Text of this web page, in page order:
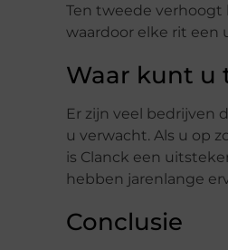
Ten tweede verhoogt
waardoor elke rit een
Waar kunt u
Er zijn veel bedrijven
u verwacht. Als u op
is Clanck een
hebben jarenlange
Conclusie